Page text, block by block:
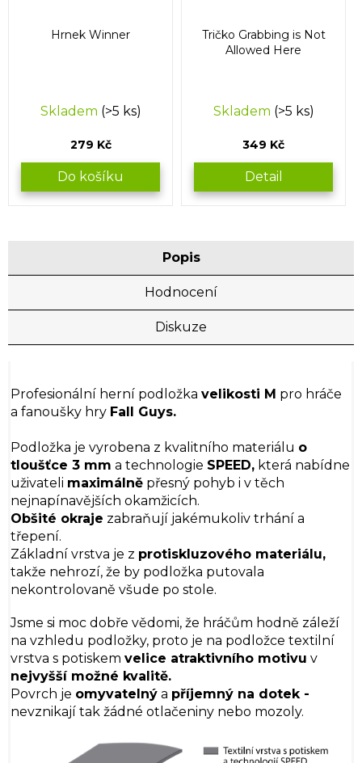
Hrnek Winner
Skladem (>5 ks)
279 Kč
Do košíku
Tričko Grabbing is Not
Allowed Here
Skladem (>5 ks)
349 Kč
Detail
Popis
Hodnocení
Diskuze
Profesionální herní podložka velikosti M pro hráče
a fanoušky hry Fall Guys.
Podložka je vyrobena z kvalitního materiálu o
tloušťce 3 mm a technologie SPEED, která nabídne
uživateli maximálně přesný pohyb i v těch
nejnapínavějších okamžicích.
Obšité okraje zabraňují jakémukoliv trhání a
třepení.
Základní vrstva je z protiskluzového materiálu,
takže nehrozí, že by podložka putovala
nekontrolovaně všude po stole.
Jsme si moc dobře vědomi, že hráčům hodně záleží
na vzhledu podložky, proto je na podložce textilní
vrstva s potiskem velice atraktivního motivu v
nejvyšší možné kvalitě.
Povrch je omyvatelný a příjemný na dotek -
nevznikají tak žádné otlačeniny nebo mozoly.